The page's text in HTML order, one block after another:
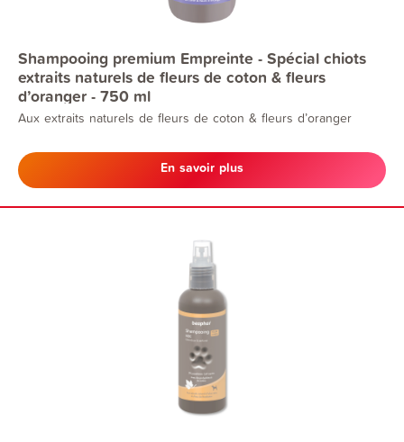
Shampooing premium Empreinte - Spécial chiots
extraits naturels de fleurs de coton & fleurs
d’oranger - 750 ml
Aux extraits naturels de fleurs de coton & fleurs d’oranger
En savoir plus